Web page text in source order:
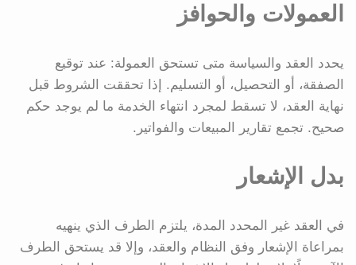
العمولات والحوافز
يحدد العقد والسياسة متى تستحق العمولة: عند توقيع
الصفقة، أو التحصيل، أو التسليم. إذا تحققت الشروط قبل
نهاية العقد، لا تسقط لمجرد انتهاء الخدمة ما لم يوجد حكم
صحيح. تجمع تقارير المبيعات والفواتير.
بدل الإشعار
في العقد غير المحدد المدة، يلتزم الطرف الذي ينهيه
بمراعاة الإشعار وفق النظام والعقد، وإلا قد يستحق الطرف